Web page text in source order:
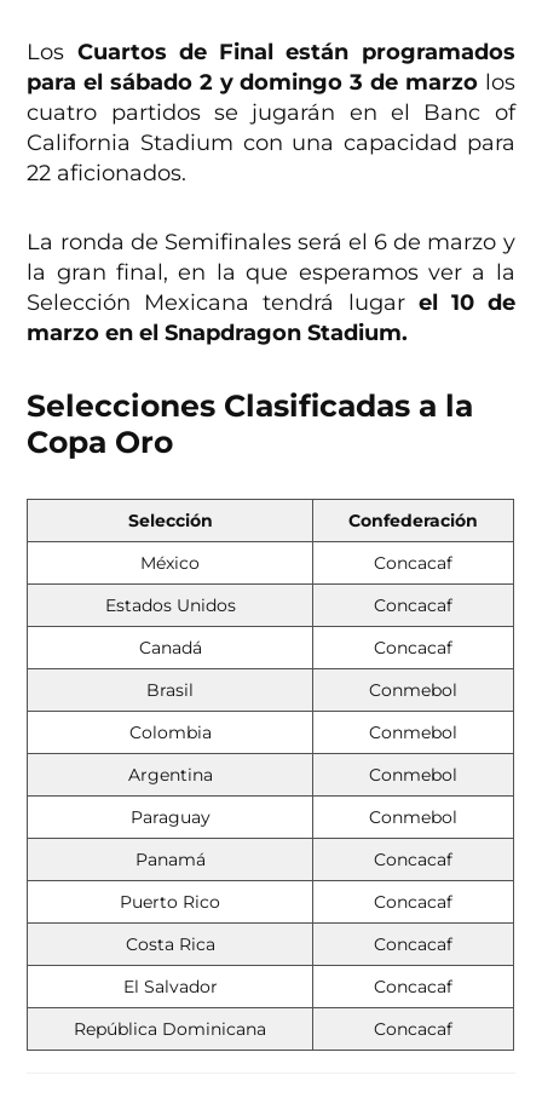
Los Cuartos de Final están programados
para el sábado 2 y domingo 3 de marzolos
cuatro partidos se jugarán en el Banc of
California Stadium con una capacidad para
22 aficionados.
La ronda de Semifinales será el 6 de marzo y
la gran final, en la que esperamos ver a la
Selección Mexicana tendrá lugarel 10 de
marzo en el Snapdragon Stadium.
Selecciones Clasificadas a la
Copa Oro
Selección
Confederación
México
Concacaf
Estados Unidos
Concacaf
Canadá
Concacaf
Brasil
Conmebol
Colombia
Conmebol
Argentina
Conmebol
Paraguay
Conmebol
Panamá
Concacaf
Puerto Rico
Concacaf
Costa Rica
Concacaf
El Salvador
Concacaf
República Dominicana
Concacaf